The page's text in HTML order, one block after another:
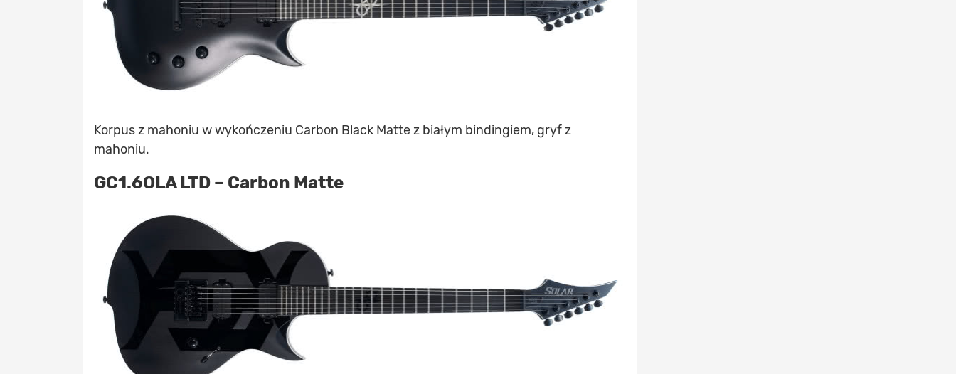
Korpus z mahoniu w wykończeniu Carbon Black Matte z białym bindingiem, gryf z
mahoniu.
GC1.6OLA LTD – Carbon Matte